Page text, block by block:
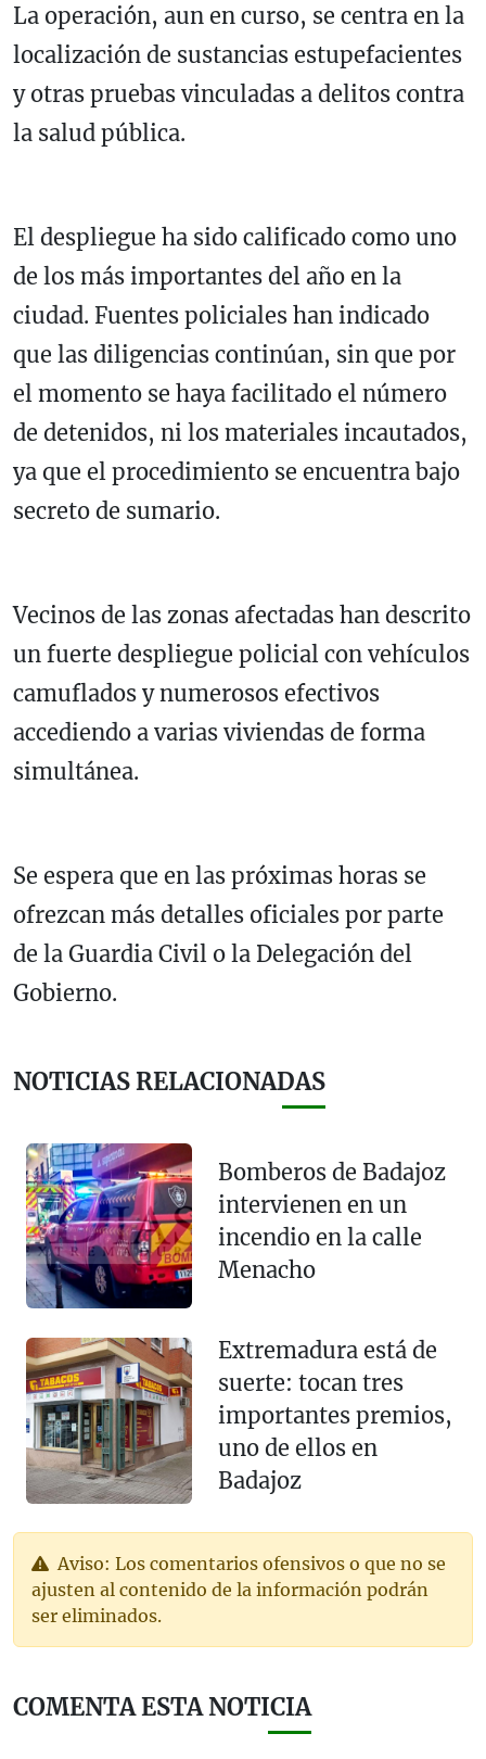
La operación, aun en curso, se centra en la
localización de sustancias estupefacientes
y otras pruebas vinculadas a delitos contra
la salud pública.
El despliegue ha sido calificado como uno
de los más importantes del año en la
ciudad. Fuentes policiales han indicado
que las diligencias continúan, sin que por
el momento se haya facilitado el número
de detenidos, ni los materiales incautados,
ya que el procedimiento se encuentra bajo
secreto de sumario.
Vecinos de las zonas afectadas han descrito
un fuerte despliegue policial con vehículos
camuflados y numerosos efectivos
accediendo a varias viviendas de forma
simultánea.
Se espera que en las próximas horas se
ofrezcan más detalles oficiales por parte
de la Guardia Civil o la Delegación del
Gobierno.
NOTICIAS RELACIONADAS
Bomberos de Badajoz
intervienen en un
incendio en la calle
Menacho
Extremadura está de
suerte: tocan tres
importantes premios,
uno de ellos en
Badajoz
Aviso: Los comentarios ofensivos o que no se
ajusten al contenido de la información podrán
ser eliminados.
COMENTA ESTA NOTICIA